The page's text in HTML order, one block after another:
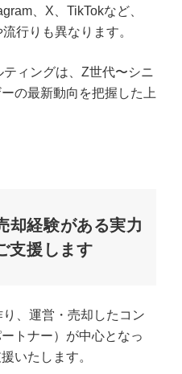
、X、TikTokなど、
行りも異なります。
ィングは、Z世代〜シニ
の最新動向を把握した上
却経験がある実力
支援します
、運営・売却したコン
トナー）が中心となっ
いたします。